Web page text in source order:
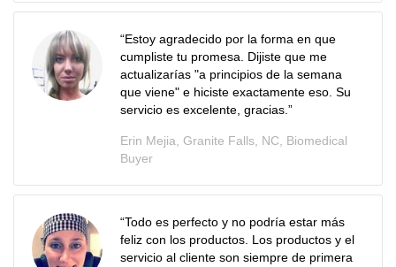
“Estoy agradecido por la forma en que
cumpliste tu promesa. Dijiste que me
actualizarías "a principios de la semana
que viene" e hiciste exactamente eso. Su
servicio es excelente, gracias.”
Erin Mejia, Granite Falls, NC, Biomedical
Buyer
“Todo es perfecto y no podría estar más
feliz con los productos. Los productos y el
servicio al cliente son siempre de primera